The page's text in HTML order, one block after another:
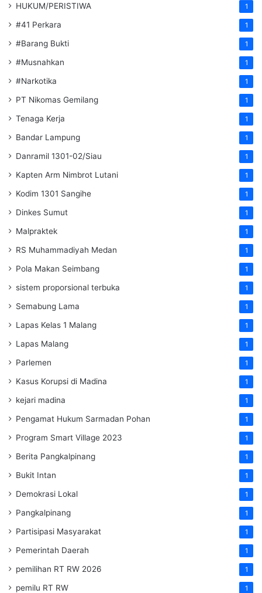
HUKUM/PERISTIWA 1
#41 Perkara 1
#Barang Bukti 1
#Musnahkan 1
#Narkotika 1
PT Nikomas Gemilang 1
Tenaga Kerja 1
Bandar Lampung 1
Danramil 1301-02/Siau 1
Kapten Arm Nimbrot Lutani 1
Kodim 1301 Sangihe 1
Dinkes Sumut 1
Malpraktek 1
RS Muhammadiyah Medan 1
Pola Makan Seimbang 1
sistem proporsional terbuka 1
Semabung Lama 1
Lapas Kelas 1 Malang 1
Lapas Malang 1
Parlemen 1
Kasus Korupsi di Madina 1
kejari madina 1
Pengamat Hukum Sarmadan Pohan 1
Program Smart Village 2023 1
Berita Pangkalpinang 1
Bukit Intan 1
Demokrasi Lokal 1
Pangkalpinang 1
Partisipasi Masyarakat 1
Pemerintah Daerah 1
pemilihan RT RW 2026 1
pemilu RT RW 1